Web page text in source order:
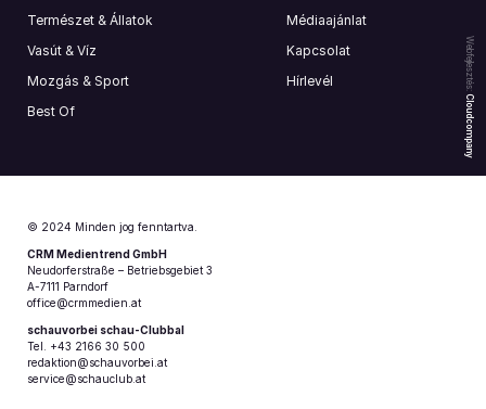
Webfejlesztés:
Cloudcompany
Természet & Állatok
Vasút & Víz
Mozgás & Sport
Best Of
Médiaajánlat
Kapcsolat
Hírlevél
© 2024 Minden jog fenntartva.
CRM Medientrend GmbH
Neudorferstraße – Betriebsgebiet 3
A-7111 Parndorf
office@crmmedien.at
schauvorbei schau-Clubbal
Tel. +43 2166 30 500
redaktion@schauvorbei.at
service@schauclub.at